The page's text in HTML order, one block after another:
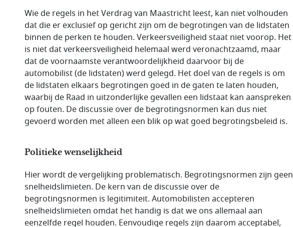
Wie de regels in het Verdrag van Maastricht leest, kan niet volhouden
dat die er exclusief op gericht zijn om de begrotingen van de lidstaten
binnen de perken te houden. Verkeersveiligheid staat niet voorop. Het
is niet dat verkeersveiligheid helemaal werd veronachtzaamd, maar
dat de voornaamste verantwoordelijkheid daarvoor bij de
automobilist (de lidstaten) werd gelegd. Het doel van de regels is om
de lidstaten elkaars begrotingen goed in de gaten te laten houden,
waarbij de Raad in uitzonderlijke gevallen een lidstaat kan aanspreken
op fouten. De discussie over de begrotingsnormen kan dus niet
gevoerd worden met alleen een blik op wat goed begrotingsbeleid is.
Politieke wenselijkheid
Hier wordt de vergelijking problematisch. Begrotingsnormen zijn geen
snelheidslimieten. De kern van de discussie over de
begrotingsnormen is legitimiteit. Automobilisten accepteren
snelheidslimieten omdat het handig is dat we ons allemaal aan
eenzelfde regel houden. Eenvoudige regels zijn daarom acceptabel,